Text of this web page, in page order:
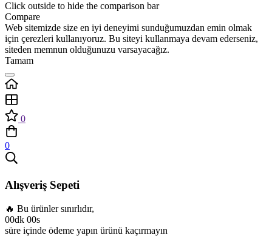
Click outside to hide the comparison bar
Compare
Web sitemizde size en iyi deneyimi sunduğumuzdan emin olmak
için çerezleri kullanıyoruz. Bu siteyi kullanmaya devam ederseniz,
siteden memnun olduğunuzu varsayacağız.
Tamam
0
0
Alışveriş Sepeti
🔥 Bu ürünler sınırlıdır,
00dk 00s
süre içinde ödeme yapın ürünü kaçırmayın